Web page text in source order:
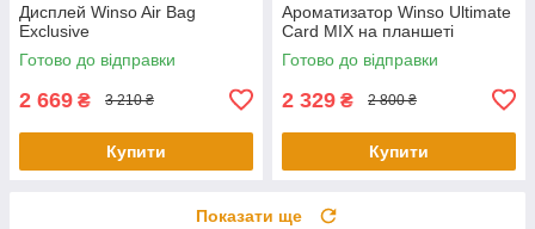
Дисплей Winso Air Bag
Exclusive
Готово до відправки
2 669 ₴ 3 210 ₴
Купити
Ароматизатор Winso Ultimate
Card MIX на планшеті
Готово до відправки
2 329 ₴ 2 800 ₴
Купити
Показати ще